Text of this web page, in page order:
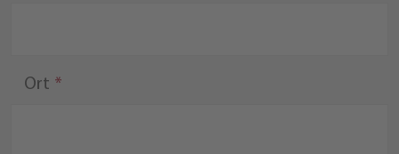
Ort